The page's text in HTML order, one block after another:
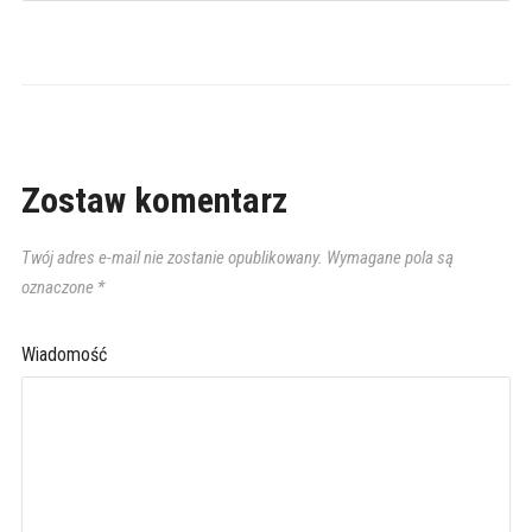
Zostaw komentarz
Twój adres e-mail nie zostanie opublikowany. Wymagane pola są
oznaczone *
Wiadomość